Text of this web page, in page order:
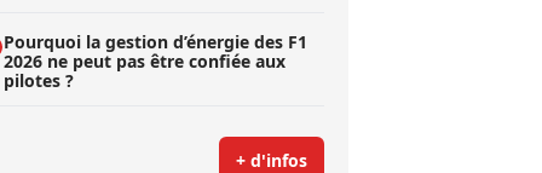
Pourquoi la gestion d’énergie des F1
2026 ne peut pas être confiée aux
pilotes ?
+ d'infos